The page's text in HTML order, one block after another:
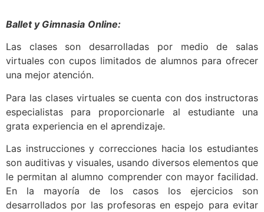
Ballet y Gimnasia Online:
Las clases son desarrolladas por medio de salas
virtuales con cupos limitados de alumnos para ofrecer
una mejor atención.
Para las clases virtuales se cuenta con dos instructoras
especialistas para proporcionarle al estudiante una
grata experiencia en el aprendizaje.
Las instrucciones y correcciones hacia los estudiantes
son auditivas y visuales, usando diversos elementos que
le permitan al alumno comprender con mayor facilidad.
En la mayoría de los casos los ejercicios son
desarrollados por las profesoras en espejo para evitar